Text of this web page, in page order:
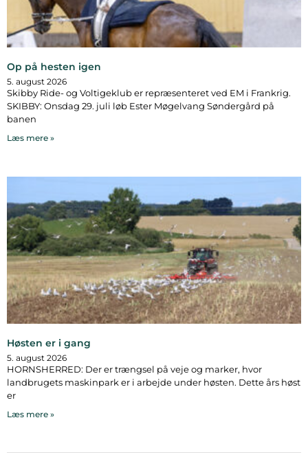
Op på hesten igen
5. august 2026
Skibby Ride- og Voltigeklub er repræsenteret ved EM i Frankrig.
SKIBBY: Onsdag 29. juli løb Ester Møgelvang Søndergård på
banen
Læs mere »
Høsten er i gang
5. august 2026
HORNSHERRED: Der er trængsel på veje og marker, hvor
landbrugets maskinpark er i arbejde under høsten. Dette års høst
er
Læs mere »